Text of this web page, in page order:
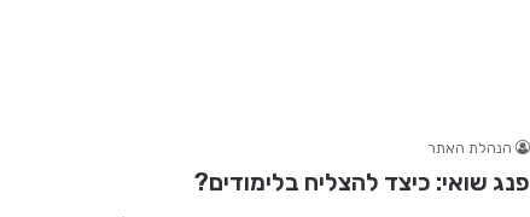
הנהלת האתר
פנג שואי: כיצד להצליח בלימודים?